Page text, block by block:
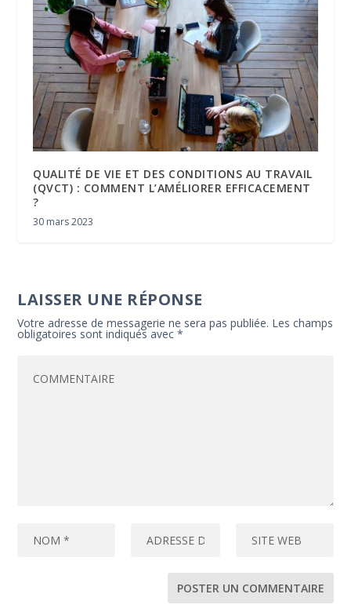
QUALITÉ DE VIE ET DES CONDITIONS AU TRAVAIL
(QVCT) : COMMENT L’AMÉLIORER EFFICACEMENT
?
30 mars 2023
LAISSER UNE RÉPONSE
Votre adresse de messagerie ne sera pas publiée. Les champs
obligatoires sont indiqués avec*